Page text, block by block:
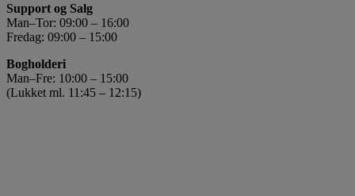
Support og Salg
Man–Tor: 09:00 – 16:00
Fredag: 09:00 – 15:00
Bogholderi
Man–Fre: 10:00 – 15:00
(Lukket ml. 11:45 – 12:15)